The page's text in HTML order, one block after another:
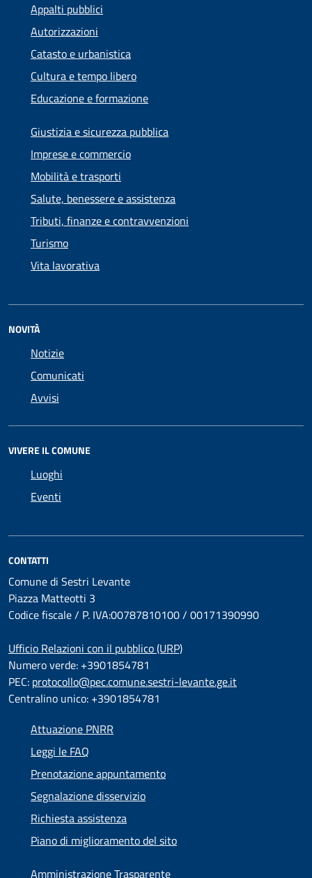
Appalti pubblici
Autorizzazioni
Catasto e urbanistica
Cultura e tempo libero
Educazione e formazione
Giustizia e sicurezza pubblica
Imprese e commercio
Mobilità e trasporti
Salute, benessere e assistenza
Tributi, finanze e contravvenzioni
Turismo
Vita lavorativa
NOVITÀ
Notizie
Comunicati
Avvisi
VIVERE IL COMUNE
Luoghi
Eventi
CONTATTI
Comune di Sestri Levante
Piazza Matteotti 3
Codice fiscale / P. IVA:00787810100 / 00171390990
Ufficio Relazioni con il pubblico (URP)
Numero verde: +3901854781
PEC: protocollo@pec.comune.sestri-levante.ge.it
Centralino unico: +3901854781
Attuazione PNRR
Leggi le FAQ
Prenotazione appuntamento
Segnalazione disservizio
Richiesta assistenza
Piano di miglioramento del sito
Amministrazione Trasparente